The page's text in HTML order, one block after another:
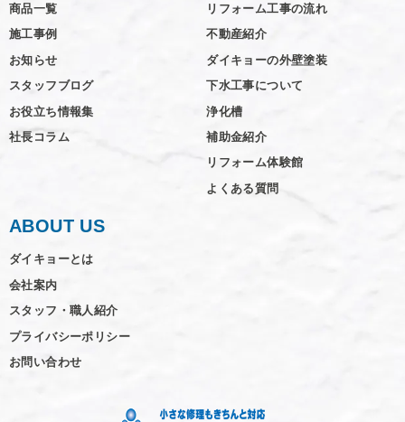
商品一覧
施工事例
お知らせ
スタッフブログ
お役立ち情報集
社長コラム
リフォーム工事の流れ
不動産紹介
ダイキョーの外壁塗装
下水工事について
浄化槽
補助金紹介
リフォーム体験館
よくある質問
ABOUT US
ダイキョーとは
会社案内
スタッフ・職人紹介
プライバシーポリシー
お問い合わせ